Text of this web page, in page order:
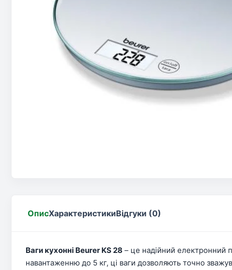
ОписХарактеристикиВідгуки (0)
Ваги кухонні Beurer KS 28 – це надійний електронний
навантаженню до 5 кг, ці ваги дозволяють точно